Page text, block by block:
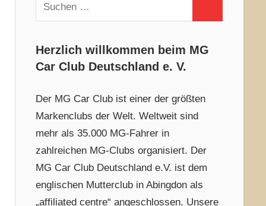
nach:
Herzlich willkommen beim MG
Car Club Deutschland e. V.
Der MG Car Club ist einer der größten
Markenclubs der Welt. Weltweit sind
mehr als 35.000 MG-Fahrer in
zahlreichen MG-Clubs organisiert. Der
MG Car Club Deutschland e.V. ist dem
englischen Mutterclub in Abingdon als
„affiliated centre“ angeschlossen. Unsere